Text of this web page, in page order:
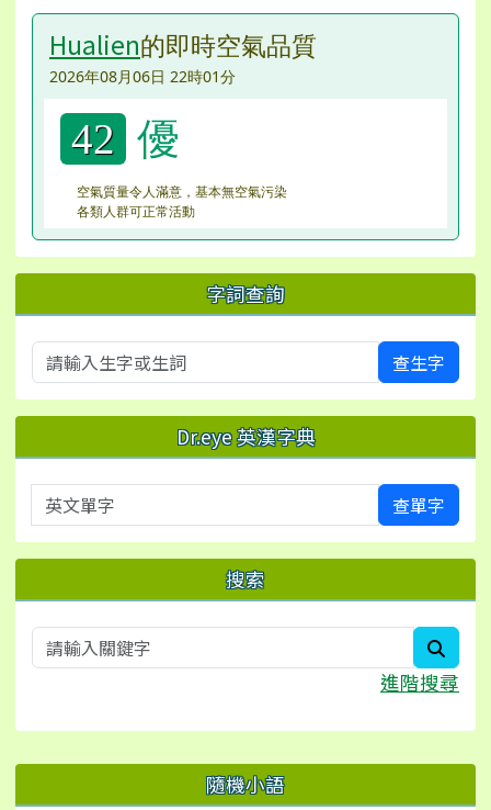
Hualien的即時空氣品質
2026年08月06日 22時01分
42 優
空氣質量令人滿意，基本無空氣污染
各類人群可正常活動
字詞查詢
查生字
Dr.eye 英漢字典
英文單字 查單字
搜索
進階搜尋
右邊區域內容 隨機小語